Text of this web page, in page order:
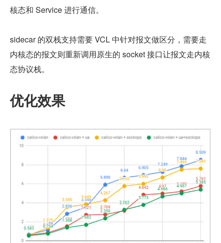
核态和 Service 进行通信。
sidecar 的双栈支持需要 VCL 中针对报文做区分，需要走
内核态的报文则重新调用原生的 socket 接口让报文走内核
态协议栈。
优化效果